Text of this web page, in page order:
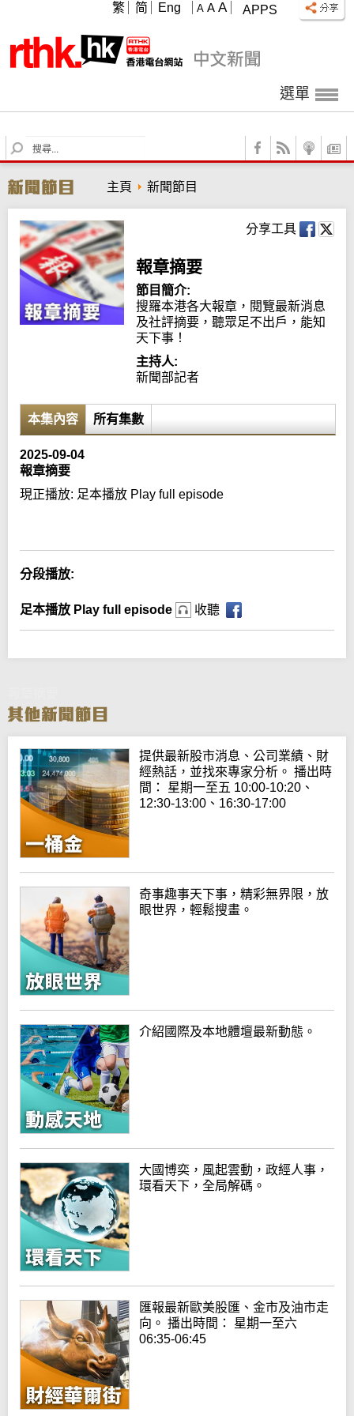
APPS
A A A
繁 简 Eng
選單
S
e
r
c
h
主頁 新聞節目
分享工具
報章摘要
節目簡介:
搜羅本港各大報章，閱覽最新消息
及社評摘要，聽眾足不出戶，能知
天下事！
主持人:
新聞部記者
本集內容 所有集數
2025-09-04
報章摘要
現正播放: 足本播放 Play full episode
分段播放:
足本播放 Play full episode 收聽
提供最新股市消息、公司業績、財
經熱話，並找來專家分析。 播出時
間： 星期一至五 10:00-10:20、
12:30-13:00、16:30-17:00
奇事趣事天下事，精彩無界限，放
眼世界，輕鬆搜畫。
介紹國際及本地體壇最新動態。
大國博奕，風起雲動，政經人事，
環看天下，全局解碼。
匯報最新歐美股匯、金市及油市走
向。 播出時間： 星期一至六
06:35-06:45